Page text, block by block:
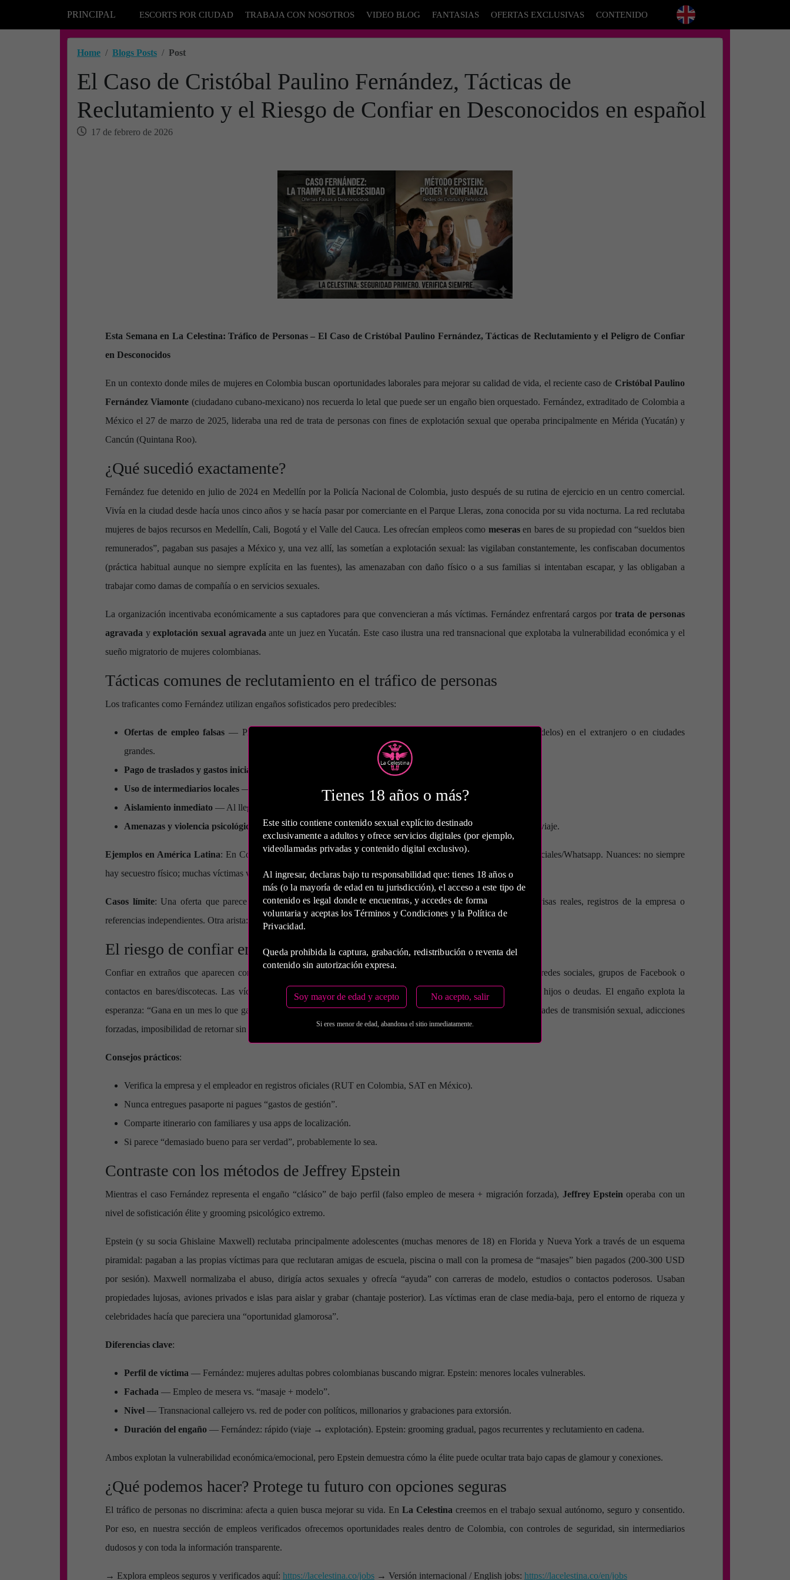
Tienes 18 años o más?
Este sitio contiene contenido sexual explícito destinado
exclusivamente a adultos y ofrece servicios digitales (por ejemplo,
videollamadas privadas y contenido digital exclusivo).
Al ingresar, declaras bajo tu responsabilidad que: tienes 18 años o
más (o la mayoría de edad en tu jurisdicción), el acceso a este tipo de
contenido es legal donde te encuentras, y accedes de forma
voluntaria y aceptas los Términos y Condiciones y la Política de
Privacidad.
Queda prohibida la captura, grabación, redistribución o reventa del
contenido sin autorización expresa.
Soy mayor de edad y acepto No acepto, salir
Si eres menor de edad, abandona el sitio inmediatamente.
PRINCIPAL ESCORTS POR CIUDAD TRABAJA CON NOSOTROS VIDEO BLOG FANTASIAS OFERTAS EXCLUSIVAS CONTENIDO
Home Blogs Posts Post
El Caso de Cristóbal Paulino Fernández, Tácticas de
Reclutamiento y el Riesgo de Confiar en Desconocidos en español
17 de febrero de 2026
Esta Semana en La Celestina: Tráfico de Personas – El Caso de Cristóbal Paulino Fernández, Tácticas de Reclutamiento y el Peligro de Confiar
en Desconocidos
En un contexto donde miles de mujeres en Colombia buscan oportunidades laborales para mejorar su calidad de vida, el reciente caso de Cristóbal Paulino
Fernández Viamonte (ciudadano cubano-mexicano) nos recuerda lo letal que puede ser un engaño bien orquestado. Fernández, extraditado de Colombia a
México el 27 de marzo de 2025, lideraba una red de trata de personas con fines de explotación sexual que operaba principalmente en Mérida (Yucatán) y
Cancún (Quintana Roo).
¿Qué sucedió exactamente?
Fernández fue detenido en julio de 2024 en Medellín por la Policía Nacional de Colombia, justo después de su rutina de ejercicio en un centro comercial.
Vivía en la ciudad desde hacía unos cinco años y se hacía pasar por comerciante en el Parque Lleras, zona conocida por su vida nocturna. La red reclutaba
mujeres de bajos recursos en Medellín, Cali, Bogotá y el Valle del Cauca. Les ofrecían empleos como meserasen bares de su propiedad con “sueldos bien
remunerados”, pagaban sus pasajes a México y, una vez allí, las sometían a explotación sexual: las vigilaban constantemente, les confiscaban documentos
(práctica habitual aunque no siempre explícita en las fuentes), las amenazaban con daño físico o a sus familias si intentaban escapar, y las obligaban a
trabajar como damas de compañía o en servicios sexuales.
La organización incentivaba económicamente a sus captadores para que convencieran a más víctimas. Fernández enfrentará cargos portrata de personas
agravada yexplotación sexual agravada ante un juez en Yucatán. Este caso ilustra una red transnacional que explotaba la vulnerabilidad económica y el
sueño migratorio de mujeres colombianas.
Tácticas comunes de reclutamiento en el tráfico de personas
Los traficantes como Fernández utilizan engaños sofisticados pero predecibles:
Ofertas de empleo falsas — Prometen salarios altos en sectores “fáciles” (meseras, niñeras, bailarinas, modelos) en el extranjero o en ciudades
grandes.
Pago de traslados y gastos iniciales
— Crea deuda o gratitud que luego se usa para controlar.
Uso de intermediarios locales — Reclutadores (a veces mujeres) ganan comisiones por cada víctima.
Aislamiento inmediato — Al llegar, confiscan pasaportes, teléfonos y documentos.
Amenazas y violencia psicológica
— Amenazan con denuncias por deudas, daño a familiares o “deuda” por el viaje.
Ejemplos en América Latina: En Colombia y México, es frecuente el “falso turismo sexual” o ofertas en redes sociales/Whatsapp. Nuances: no siempre
hay secuestro físico; muchas víctimas viajan voluntariamente al principio, lo que complica la denuncia.
Casos límite: Una oferta que parece legítima (con contrato, empresa registrada) puede ser falsa si no verificas visas reales, registros de la empresa o
referencias independientes. Otra arista: víctimas que escapan pero temen denunciar por estigma o miedo a represalias.
El riesgo de confiar en desconocidos
Confiar en extraños que aparecen con “oportunidades únicas” es uno de los mayores peligros, especialmente en redes sociales, grupos de Facebook o
contactos en bares/discotecas. Las víctimas suelen ser mujeres jóvenes (18-30 años) en situación de pobreza, con hijos o deudas. El engaño explota la
esperanza: “Gana en un mes lo que ganas en un año aquí”. Implicaciones: trauma psicológico prolongado, enfermedades de transmisión sexual, adicciones
forzadas, imposibilidad de retornar sin papeles.
Consejos prácticos:
Verifica la empresa y el empleador en registros oficiales (RUT en Colombia, SAT en México).
Nunca entregues pasaporte ni pagues “gastos de gestión”.
Comparte itinerario con familiares y usa apps de localización.
Si parece “demasiado bueno para ser verdad”, probablemente lo sea.
Contraste con los métodos de Jeffrey Epstein
Mientras el caso Fernández representa el engaño “clásico” de bajo perfil (falso empleo de mesera + migración forzada), Jeffrey Epstein operaba con un
nivel de sofisticación élite y grooming psicológico extremo.
Epstein (y su socia Ghislaine Maxwell) reclutaba principalmente adolescentes (muchas menores de 18) en Florida y Nueva York a través de un esquema
piramidal: pagaban a las propias víctimas para que reclutaran amigas de escuela, piscina o mall con la promesa de “masajes” bien pagados (200-300 USD
por sesión). Maxwell normalizaba el abuso, dirigía actos sexuales y ofrecía “ayuda” con carreras de modelo, estudios o contactos poderosos. Usaban
propiedades lujosas, aviones privados e islas para aislar y grabar (chantaje posterior). Las víctimas eran de clase media-baja, pero el entorno de riqueza y
celebridades hacía que pareciera una “oportunidad glamorosa”.
Diferencias clave:
Perfil de víctima — Fernández: mujeres adultas pobres colombianas buscando migrar. Epstein: menores locales vulnerables.
Fachada — Empleo de mesera vs. “masaje + modelo”.
Nivel — Transnacional callejero vs. red de poder con políticos, millonarios y grabaciones para extorsión.
Duración del engaño — Fernández: rápido (viaje → explotación). Epstein: grooming gradual, pagos recurrentes y reclutamiento en cadena.
Ambos explotan la vulnerabilidad económica/emocional, pero Epstein demuestra cómo la élite puede ocultar trata bajo capas de glamour y conexiones.
¿Qué podemos hacer? Protege tu futuro con opciones seguras
El tráfico de personas no discrimina: afecta a quien busca mejorar su vida. En La Celestina creemos en el trabajo sexual autónomo, seguro y consentido.
Por eso, en nuestra sección de empleos verificados ofrecemos oportunidades reales dentro de Colombia, con controles de seguridad, sin intermediarios
dudosos y con toda la información transparente.
→ Explora empleos seguros y verificados aquí: https://lacelestina.co/jobs → Versión internacional / English jobs: https://lacelestina.co/en/jobs